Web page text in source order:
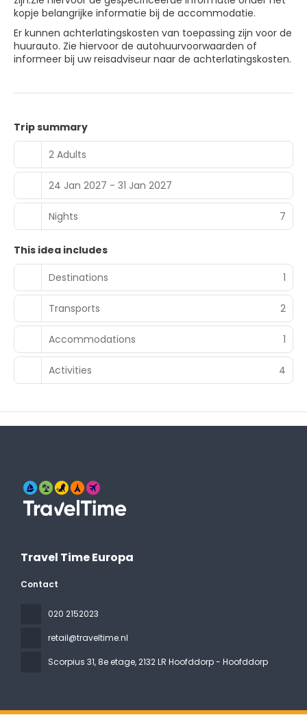
kopje belangrijke informatie bij de accommodatie.
Er kunnen achterlatingskosten van toepassing zijn voor de
huurauto. Zie hiervoor de autohuurvoorwaarden of
informeer bij uw reisadviseur naar de achterlatingskosten.
Trip summary
2 Adults
24 Jan 2027 - 31 Jan 2027
Nights 7
This idea includes
Destinations
1
Transports 2
Accommodations 1
Activities 4
Travel Time Europa
Contact
020 2152023
retail@traveltime.nl
Scorpius 31, 8e etage, 2132 LR Hoofddorp - Hoofddorp